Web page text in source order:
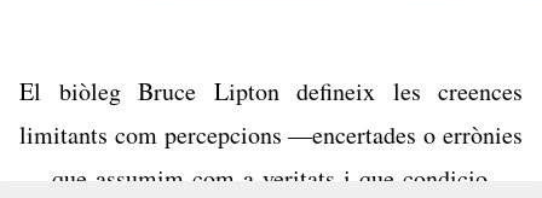
El biòleg Bruce Lipton defineix les creences
limitants com percepcions —encertades o errònies
— que assumim com a veritats i que condicionen